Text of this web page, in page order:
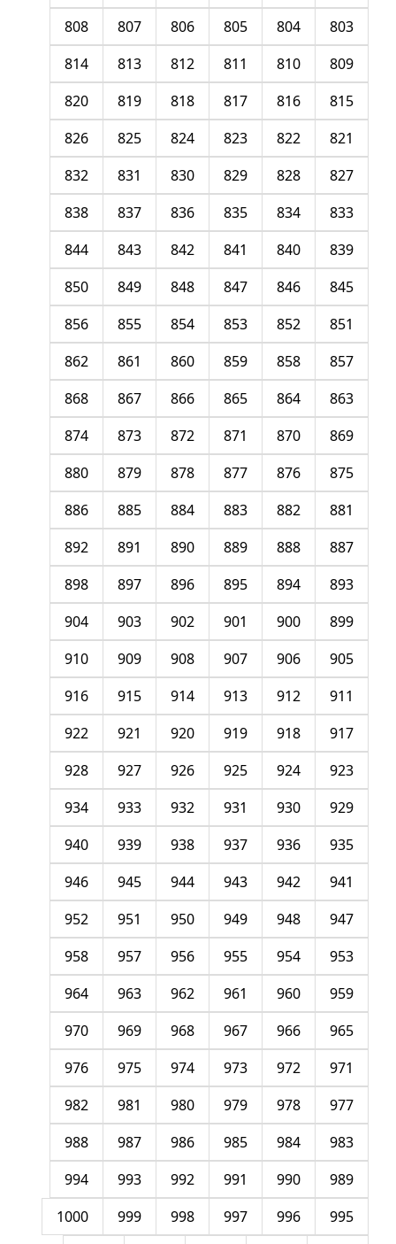
803
804
805
806
807
808
809
810
811
812
813
814
815
816
817
818
819
820
821
822
823
824
825
826
827
828
829
830
831
832
833
834
835
836
837
838
839
840
841
842
843
844
845
846
847
848
849
850
851
852
853
854
855
856
857
858
859
860
861
862
863
864
865
866
867
868
869
870
871
872
873
874
875
876
877
878
879
880
881
882
883
884
885
886
887
888
889
890
891
892
893
894
895
896
897
898
899
900
901
902
903
904
905
906
907
908
909
910
911
912
913
914
915
916
917
918
919
920
921
922
923
924
925
926
927
928
929
930
931
932
933
934
935
936
937
938
939
940
941
942
943
944
945
946
947
948
949
950
951
952
953
954
955
956
957
958
959
960
961
962
963
964
965
966
967
968
969
970
971
972
973
974
975
976
977
978
979
980
981
982
983
984
985
986
987
988
989
990
991
992
993
994
995
996
997
998
999
1000